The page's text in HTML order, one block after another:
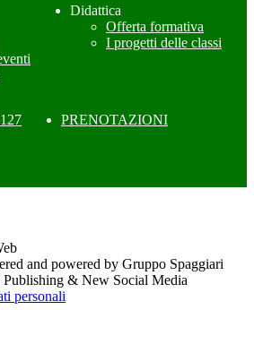
Didattica
Offerta formativa
I progetti delle classi
PRENOTAZIONI
and powered by Gruppo Spaggiari
& New Social Media
personali